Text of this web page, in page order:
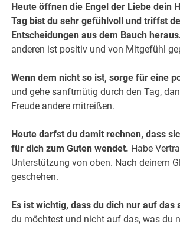
Heute öffnen die Engel der Liebe dein
Tag bist du sehr gefühlvoll und triffst
Entscheidungen aus dem Bauch
anderen ist positiv und von Mitgefühl
Wenn dem nicht so ist, sorge für eine
und gehe sanftmütig durch den Tag,
Freude andere mitreißen.
Heute darfst du damit rechnen, dass
für dich zum Guten wendet. Habe
Unterstützung von oben. Nach deinem
geschehen.
Es ist wichtig, dass du dich nur auf das
du möchtest und nicht auf das, was du